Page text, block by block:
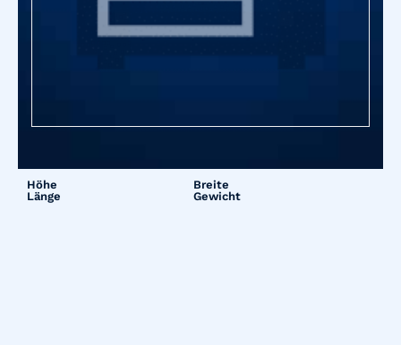
Höhe
Breite
Länge
Gewicht